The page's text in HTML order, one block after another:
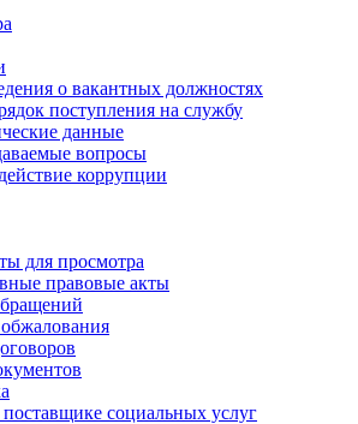
о вакантных должностях
поступления на службу
данные
вопросы
коррупции
для просмотра
правовые акты
социальных услуг